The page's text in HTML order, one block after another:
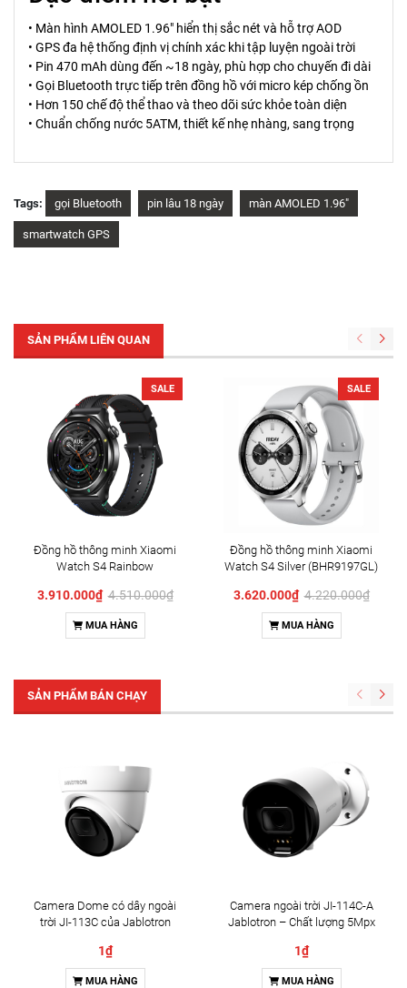
• Màn hình AMOLED 1.96" hiển thị sắc nét và hỗ trợ AOD
• GPS đa hệ thống định vị chính xác khi tập luyện ngoài trời
• Pin 470 mAh dùng đến ~18 ngày, phù hợp cho chuyến đi dài
• Gọi Bluetooth trực tiếp trên đồng hồ với micro kép chống ồn
• Hơn 150 chế độ thể thao và theo dõi sức khỏe toàn diện
• Chuẩn chống nước 5ATM, thiết kế nhẹ nhàng, sang trọng
Tags: gọi Bluetooth pin lâu 18 ngày màn AMOLED 1.96"
smartwatch GPS
SẢN PHẨM LIÊN QUAN
SALE
Đồng hồ thông minh Xiaomi
Watch S4 Rainbow
3.910.000₫4.510.000₫
MUA HÀNG
SALE
Đồng hồ thông minh Xiaomi
Watch S4 Silver (BHR9197GL)
3.620.000₫4.220.000₫
MUA HÀNG
SẢN PHẨM BÁN CHẠY
Camera Dome có dây ngoài
trời JI-113C của Jablotron
1₫
MUA HÀNG
Camera ngoài trời JI-114C-A
Jablotron – Chất lượng 5Mpx
1₫
MUA HÀNG